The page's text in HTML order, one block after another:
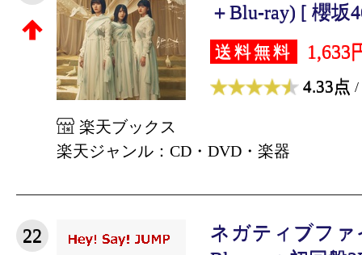
＋Blu-ray) [ 櫻坂
送料無料 1,633
4.33点 /
楽天ブックス
楽天ジャンル：CD・DVD・楽器
22
ネガティブファ